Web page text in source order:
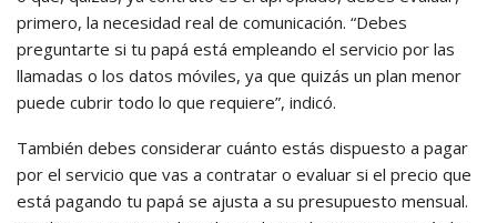
primero, la necesidad real de comunicación. “Debes
preguntarte si tu papá está empleando el servicio por las
llamadas o los datos móviles, ya que quizás un plan menor
puede cubrir todo lo que requiere”, indicó.
También debes considerar cuánto estás dispuesto a pagar
por el servicio que vas a contratar o evaluar si el precio que
está pagando tu papá se ajusta a su presupuesto mensual.